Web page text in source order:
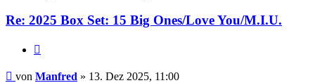
Re: 2025 Box Set: 15 Big Ones/Love You/M.I.U.
Beitrag
von Manfred » 13. Dez 2025, 11:00